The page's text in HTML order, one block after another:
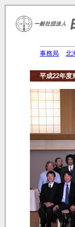
事務局 北
平成22年